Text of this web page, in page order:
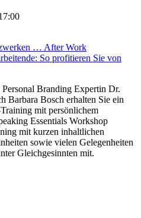
… After Work
So profitieren Sie von
Branding Expertin Dr.
Barbara Bosch erhalten Sie ein
mit persönlichem
Essentials Workshop
mit kurzen inhaltlichen
sowie vielen Gelegenheiten
Gleichgesinnten mit.